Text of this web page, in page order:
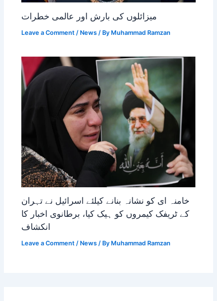
میزائلوں کی بارش اور عالمی خطرات
Leave a Comment / News / By Muhammad Ramzan
خامنہ ای کو نشانہ بنانے کیلئے اسرائیل نے تہران
کے ٹریفک کیمروں کو ہیک کیا، برطانوی اخبار کا
انکشاف
Leave a Comment / News / By Muhammad Ramzan